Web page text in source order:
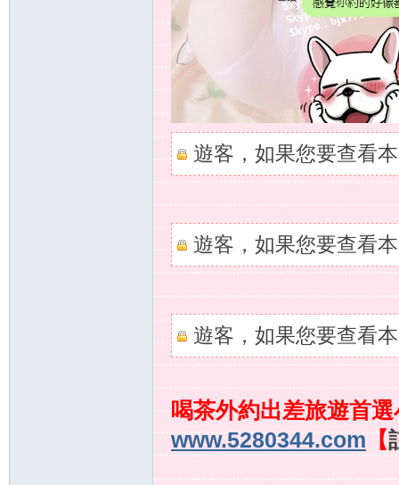
遊客，如果您要查看
遊客，如果您要查看
遊客，如果您要查看
喝茶外約出差旅遊首
www.5280344.com 【